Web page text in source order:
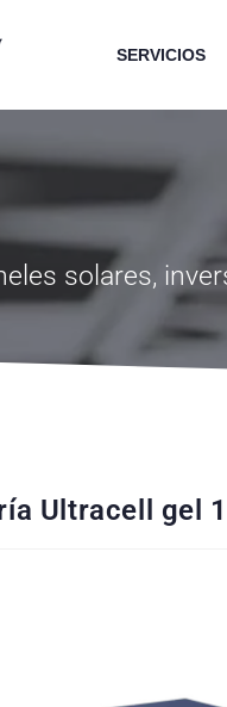
SERVICIOS
solares,
Ultracell gel